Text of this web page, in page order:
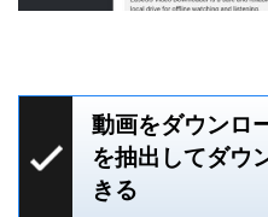
動画をダウンロ
を抽出してダウ
きる